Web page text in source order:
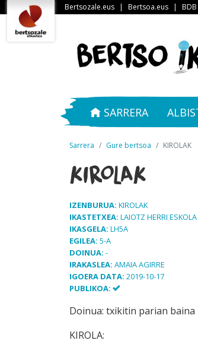
Bertsozale.eus | Bertsoa.eus | BDB
SARRERA
Sarrera Gure bertsoa KIROLAK
KIROLAK
IZENBURUA: KIROLAK
IKASTETXEA: LAIOTZ HERRI
IKASGELA: LH5A
EGILEA: 5-A
DOINUA: -
IRAKASLEA: AMAIA AGIRRE
IGOERA DATA: 2019-10-17
PUBLIKOA:
Doinua: txikitin parian baina
KIROLA: